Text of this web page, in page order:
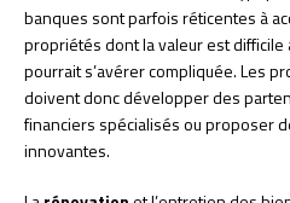
banques sont parfois réticentes à
propriétés dont la valeur est
pourrait s’avérer compliquée. Les
doivent donc développer des
financiers spécialisés ou proposer
innovantes.